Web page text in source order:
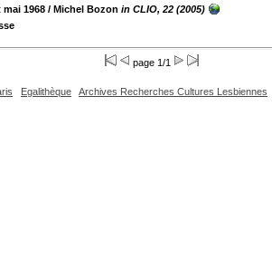
1968 / Michel Bozon in CLIO, 22 (2005)
page 1/1
Egalithèque Archives Recherches Cultures Lesbiennes